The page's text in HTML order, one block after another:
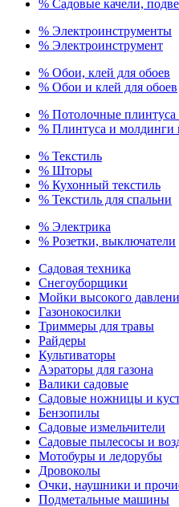
% Садовые качели,
% Электроинструменты
% Электроинструмент
% Обои, клей для обоев
% Обои и клей для обоев
% Потолочные
% Плинтуса и молдинги
% Текстиль
% Шторы
% Кухонный текстиль
% Текстиль для спальни
% Электрика
% Розетки, выключатели
Садовая техника
Снегоуборщики
Мойки высокого
Газонокосилки
Триммеры для травы
Райдеры
Культиваторы
Аэраторы для газона
Валики садовые
Садовые ножницы и
Бензопилы
Садовые измельчители
Садовые пылесосы и
Мотобуры и ледорубы
Дровоколы
Очки, наушники и
Подметальные машины